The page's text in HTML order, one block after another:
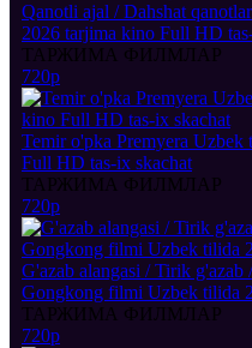
Qanotli ajal / Dahshat
2026 tarjima kino Full HD
ТАРЖИМА ФИЛМЛАР
720p
Temir o'pka Premyera
Full HD tas-ix skachat
ТАРЖИМА ФИЛМЛАР
720p
G'azab alangasi / Tirik g'azab
Gongkong filmi Uzbek tilida
ТАРЖИМА ФИЛМЛАР
720p